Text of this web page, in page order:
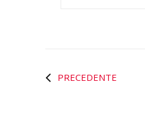
PRECEDENTE